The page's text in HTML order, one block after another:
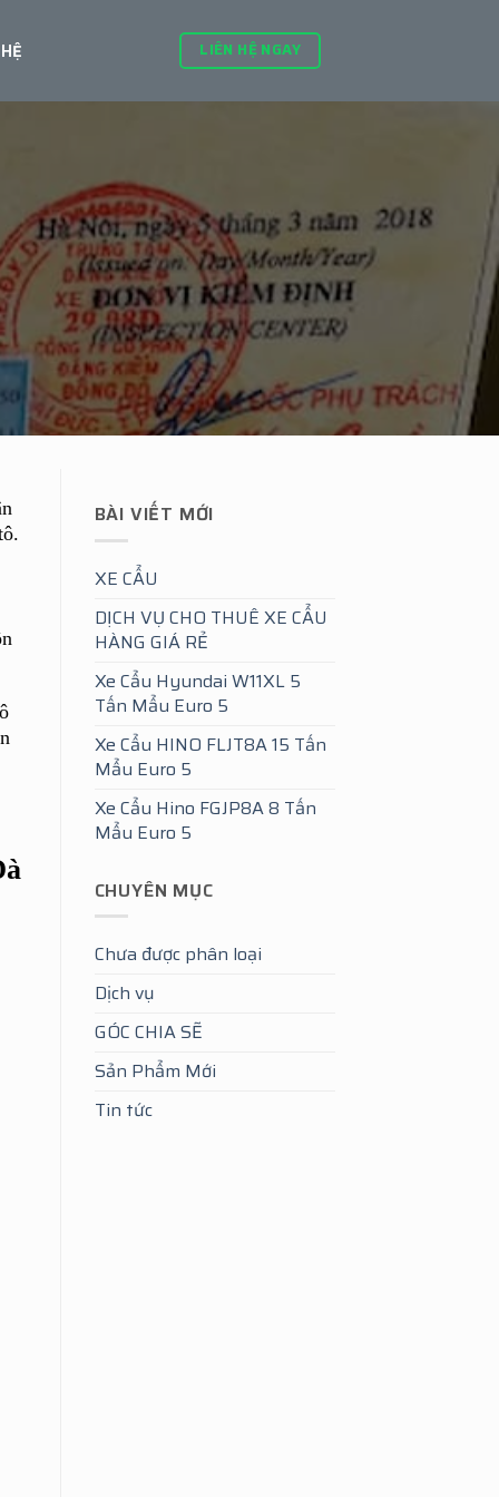
LIÊN HỆ NGAY
BÀI VIẾT MỚI
XE CẨU
DỊCH VỤ CHO THUÊ XE CẨU
HÀNG GIÁ RẺ
Xe Cẩu Hyundai W11XL 5
Tấn Mẩu Euro 5
Xe Cẩu HINO FLJT8A 15 Tấn
Mẩu Euro 5
Xe Cẩu Hino FGJP8A 8 Tấn
Mẩu Euro 5
CHUYÊN MỤC
Chưa được phân loại
Dịch vụ
GÓC CHIA SẼ
Sản Phẩm Mới
Tin tức